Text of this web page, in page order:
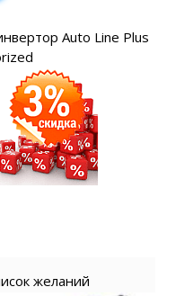
Auto Line Plus
желаний